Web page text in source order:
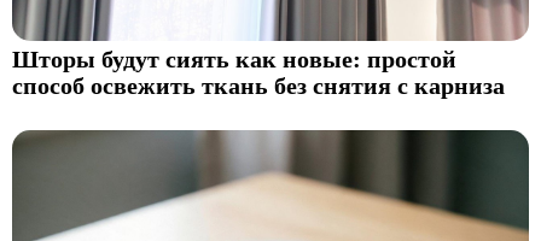
Шторы будут сиять как новые: простой
способ освежить ткань без снятия с карниза